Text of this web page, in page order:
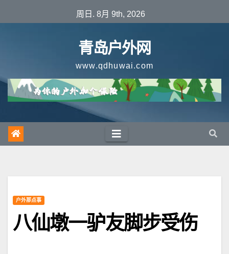
至
周日. 8月 9th, 2026
青岛户外网
www.qdhuwai.com
户外那点事
八仙墩一驴友脚步受伤